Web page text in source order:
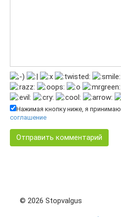
Нажимая кнопку ниже, я принимаю
соглашение
© 2026 Stopvalgus